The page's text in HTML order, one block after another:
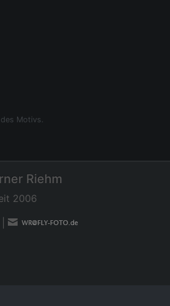
Motivs.
Riehm
2006